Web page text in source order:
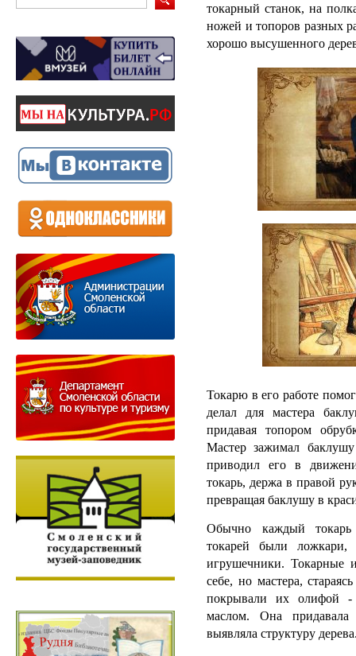
токарный станок, на
ножей и топоров разных
хорошо высушенного
Токарю в его работе
делал для мастера
придавая топором
Мастер зажимал
приводил его в
токарь, держа в правой
превращая баклушу в
Обычно каждый
токарей были ложкари,
игрушечники. Токарные
себе, но мастера,
покрывали их олифой
маслом. Она
выявляла структуру